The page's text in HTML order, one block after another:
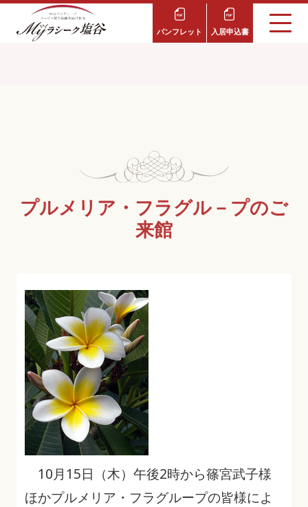
パンフレット 入居申込書
プルメリア・フラグル－プのご
来館
10月15日（木）午後2時から篠宮武子様
ほかプルメリア・フラグループの皆様によ